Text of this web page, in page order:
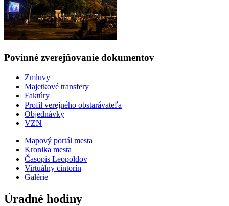
Povinné zverejňovanie dokumentov
Zmluvy
Majetkové transfery
Faktúry
Profil verejného obstarávateľa
Objednávky
VZN
Mapový portál mesta
Kronika mesta
Časopis Leopoldov
Virtuálny cintorín
Galérie
Úradné hodiny